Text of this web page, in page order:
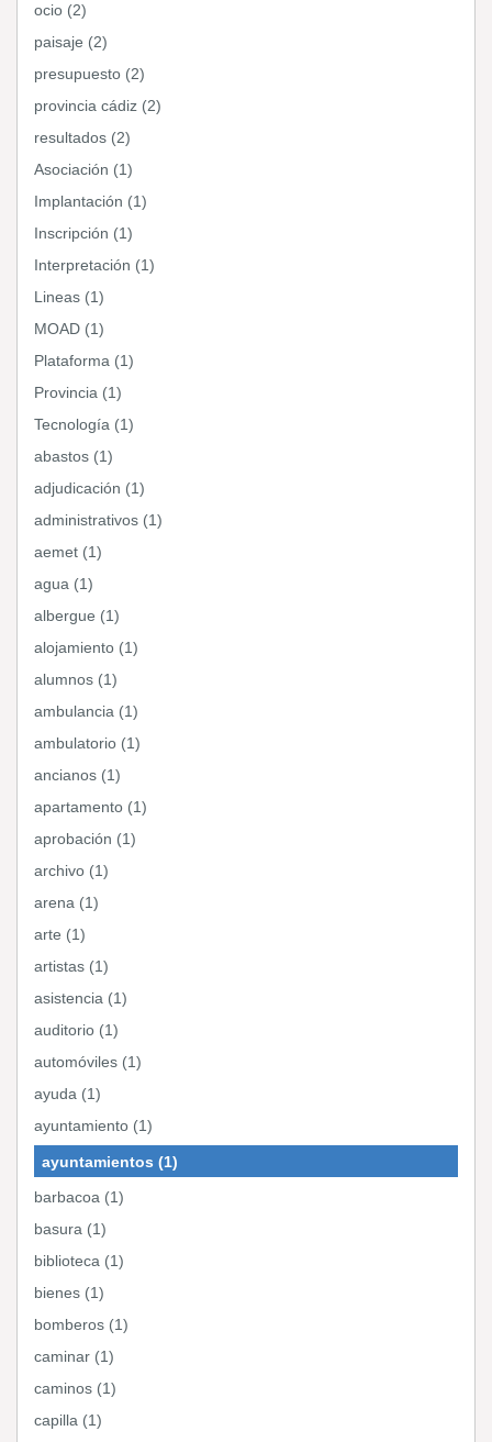
ocio (2)
paisaje (2)
presupuesto (2)
provincia cádiz (2)
resultados (2)
Asociación (1)
Implantación (1)
Inscripción (1)
Interpretación (1)
Lineas (1)
MOAD (1)
Plataforma (1)
Provincia (1)
Tecnología (1)
abastos (1)
adjudicación (1)
administrativos (1)
aemet (1)
agua (1)
albergue (1)
alojamiento (1)
alumnos (1)
ambulancia (1)
ambulatorio (1)
ancianos (1)
apartamento (1)
aprobación (1)
archivo (1)
arena (1)
arte (1)
artistas (1)
asistencia (1)
auditorio (1)
automóviles (1)
ayuda (1)
ayuntamiento (1)
ayuntamientos (1)
barbacoa (1)
basura (1)
biblioteca (1)
bienes (1)
bomberos (1)
caminar (1)
caminos (1)
capilla (1)